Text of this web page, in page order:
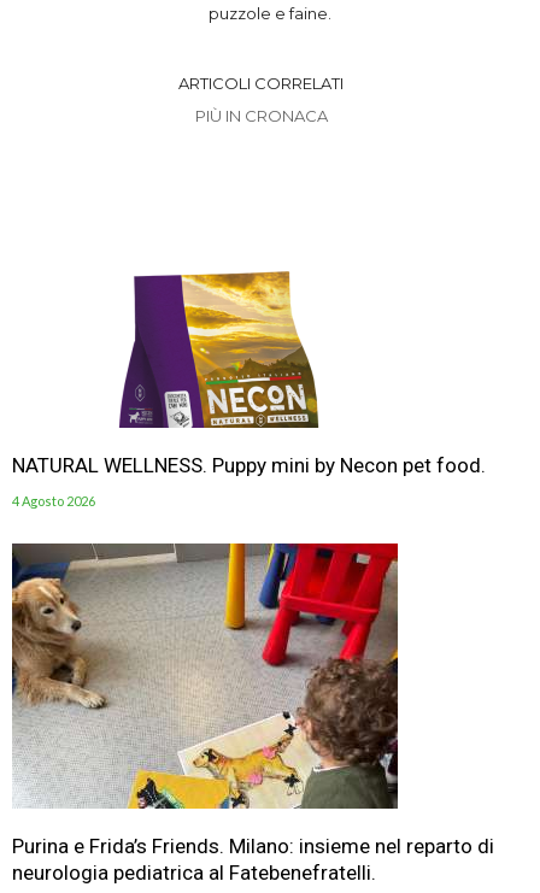
puzzole e faine.
ARTICOLI CORRELATI
PIÙ IN CRONACA
NATURAL WELLNESS. Puppy mini by Necon pet food.
4 Agosto 2026
Purina e Frida’s Friends. Milano: insieme nel reparto di
neurologia pediatrica al Fatebenefratelli.